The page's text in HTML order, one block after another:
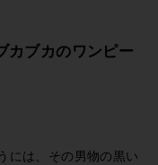
カブカのワンピー
には、その男物の黒い